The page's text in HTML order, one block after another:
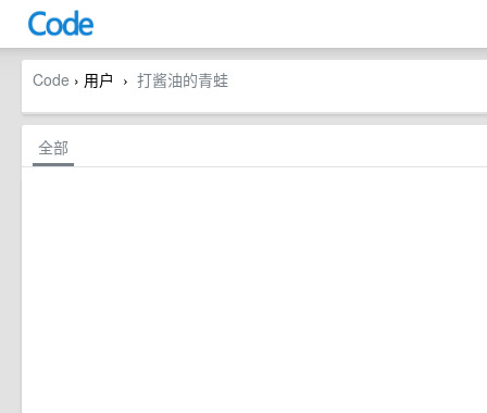
Code › 用户 › 打酱油的青蛙
全部